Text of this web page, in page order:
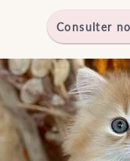
Consulter